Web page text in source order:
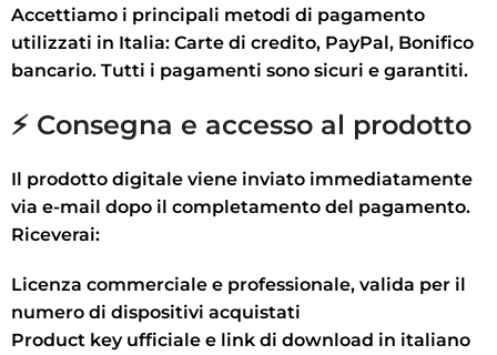
Accettiamo i principali metodi di pagamento
utilizzati in Italia: Carte di credito, PayPal, Bonifico
bancario. Tutti i pagamenti sono sicuri e garantiti.
⚡ Consegna e accesso al prodotto
Il prodotto digitale viene inviato immediatamente
via e-mail dopo il completamento del pagamento.
Riceverai:
Licenza commerciale e professionale, valida per il
numero di dispositivi acquistati
Product key ufficiale e link di download in italiano